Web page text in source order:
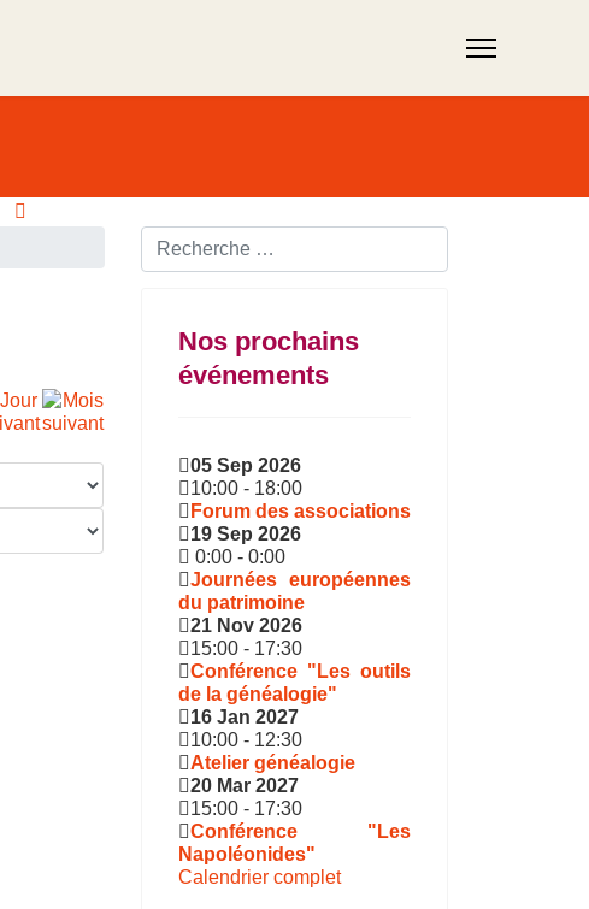
Rechercher ...
Nos prochains
événements
05 Sep 2026
10:00 - 18:00
Forum des associations
19 Sep 2026
0:00 - 0:00
Journées européennes
du patrimoine
21 Nov 2026
15:00 - 17:30
Conférence "Les outils
de la généalogie"
16 Jan 2027
10:00 - 12:30
Atelier généalogie
20 Mar 2027
15:00 - 17:30
Conférence "Les
Napoléonides"
Calendrier complet